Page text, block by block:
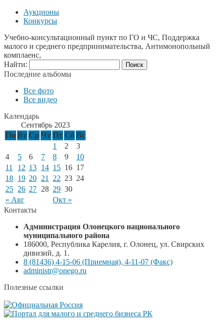
Аукционы
Конкурсы
Учебно-консультационный пункт по ГО и ЧС, Поддержка
малого и среднего предпринимательства, Антимонопольный
комплаенс,
Найти:
Последние альбомы
Все фото
Все видео
Календарь
Сентябрь 2023
Пн Вт Ср Чт Пт Сб Вс
« Авг Окт »
1 2
3
4
5 6 7 8 9
10
11
12 13 14 15 16 17
18 19 20 21 22 23 24
25 26 27 28 29 30
Контакты
Администрация Олонецкого национального
муниципального района
186000, Республика Карелия, г. Олонец, ул. Свирских
дивизий, д. 1.
8 (81436) 4-15-06 (Приемная), 4-11-07 (Факс)
administr@onego.ru
Полезные ссылки